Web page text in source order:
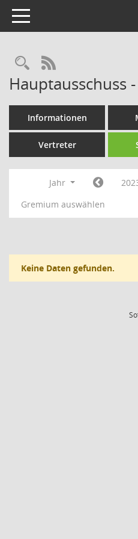
Toggle navigation
RSS-Feed
Hauptausschuss
Informationen
Vertreter
Jahr
Gremium auswählen
Keine Daten gefunden.